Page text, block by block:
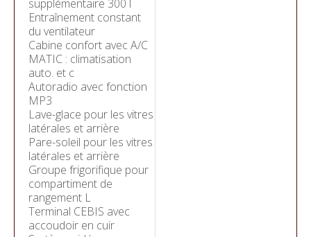
supplémentaire 300 l
Entraînement constant
du ventilateur
Cabine confort avec A/C
MATIC : climatisation
auto. et c
Autoradio avec fonction
MP3
Lave-glace pour les vitres
latérales et arrière
Pare-soleil pour les vitres
latérales et arrière
Groupe frigorifique pour
compartiment de
rangement L
Terminal CEBIS avec
accoudoir en cuir